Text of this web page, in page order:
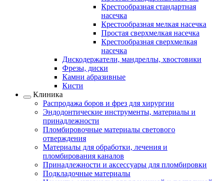
Крестообразная стандартная
насечка
Крестообразная мелкая насечка
Простая сверхмелкая насечка
Крестообразная сверхмелкая
насечка
Дискодержатели, мандреллы, хвостовики
Фрезы, диски
Камни абразивные
Кисти
Клиника
Распродажа боров и фрез для хирургии
Эндодонтические инструменты, материалы и
принадлежности
Пломбировочные материалы светового
отверждения
Материалы для обработки, лечения и
пломбирования каналов
Принадлежности и аксессуары для пломбировки
Подкладочные материалы